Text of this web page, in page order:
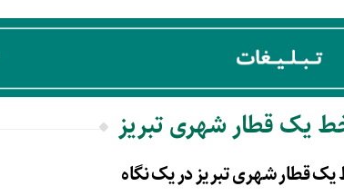
یک قطار شهری تبریز
قطار شهری تبریز در یک نگاه